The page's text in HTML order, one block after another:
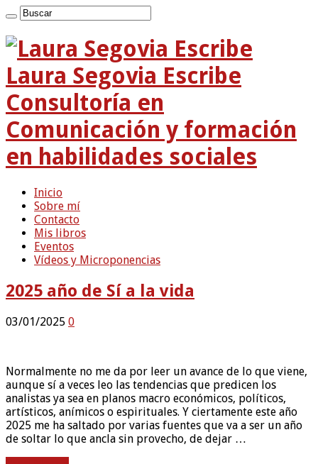
Laura Segovia Escribe
Consultoría en
Comunicación y formación
en habilidades sociales
Inicio
Sobre mí
Contacto
Mis libros
Eventos
Vídeos y Microponencias
2025 año de Sí a la vida
03/01/2025 0
Normalmente no me da por leer un avance de lo que viene,
aunque sí a veces leo las tendencias que predicen los
analistas ya sea en planos macro económicos, políticos,
artísticos, anímicos o espirituales. Y ciertamente este año
2025 me ha saltado por varias fuentes que va a ser un año
de soltar lo que ancla sin provecho, de dejar …